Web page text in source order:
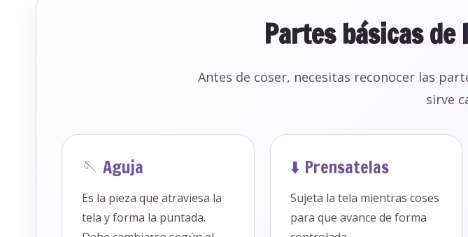
Partes básicas de
Antes de coser, necesitas reconocer las
sirve
🪡 Aguja
Es la pieza que atraviesa la
tela y forma la puntada.
⬇️ Prensatelas
Sujeta la tela mientras coses
para que avance de forma